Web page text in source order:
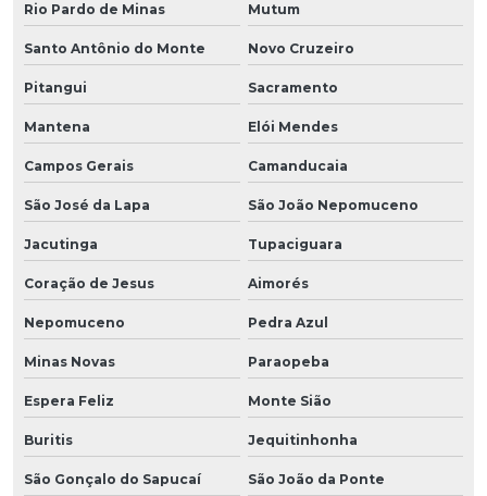
Rio Pardo de Minas Mutum
Santo Antônio do Monte Novo Cruzeiro
Pitangui Sacramento
Mantena Elói Mendes
Campos Gerais Camanducaia
São José da Lapa São João Nepomuceno
Jacutinga Tupaciguara
Coração de Jesus Aimorés
Nepomuceno Pedra Azul
Minas Novas Paraopeba
Espera Feliz Monte Sião
Buritis Jequitinhonha
São Gonçalo do Sapucaí São João da Ponte